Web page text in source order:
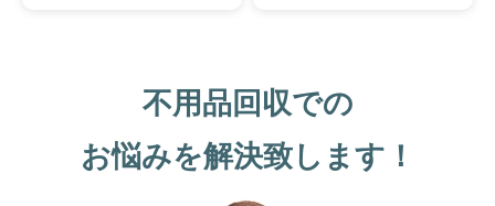
不用品回収での
お悩みを解決致します！